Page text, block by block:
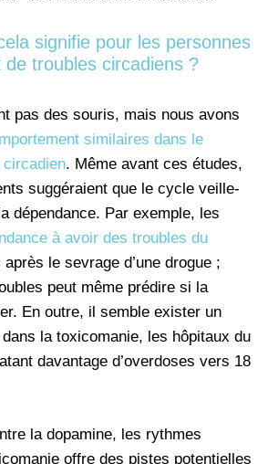
signifie pour les personnes
de troubles circadiens ?
pas des souris, mais nous avons
similaires dans le
circadien. Même avant ces études,
suggéraient que le cycle veille-
dépendance. Par exemple, les
à avoir des troubles du
après le sevrage d’une drogue ;
peut même prédire si la
En outre, il semble exister un
la toxicomanie, les hôpitaux du
davantage d’overdoses vers 18
la dopamine, les rythmes
offre des pistes potentielles